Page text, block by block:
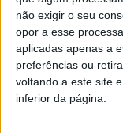
não exigir o seu
opor a esse
aplicadas apenas a
preferências ou
voltando a este site
inferior da página.
Silva